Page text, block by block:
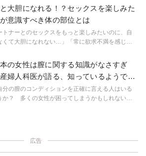
けを目的としたものではない理由を語ってくれ
大胆になれる！？セックスを楽しみた
意識すべき体の部位とは
トナーとのセックスをもっと楽しみたいのに、自
くて大胆になれない…」「常に欲求不満を感じ
同じ」そんなふうに感じる人は、第二チャクラを
ガポーズがおすすめ。「どうすれば第二チャクラ
できるの？」「なぜ第二チャクラなの？」その理
介する。
本の女性は膣に関する知識がなさすぎ
婦人科医が語る、知っているようで知
「膣」のこと
分の膣のコンディションを正確に言える人はいる
か？ 多くの女性が困ってしまうかもしれない。
広告